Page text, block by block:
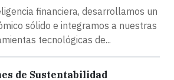
financiera, desarrollamos un
sólido e integramos a nuestras
tecnológicas de...
de Sustentabilidad